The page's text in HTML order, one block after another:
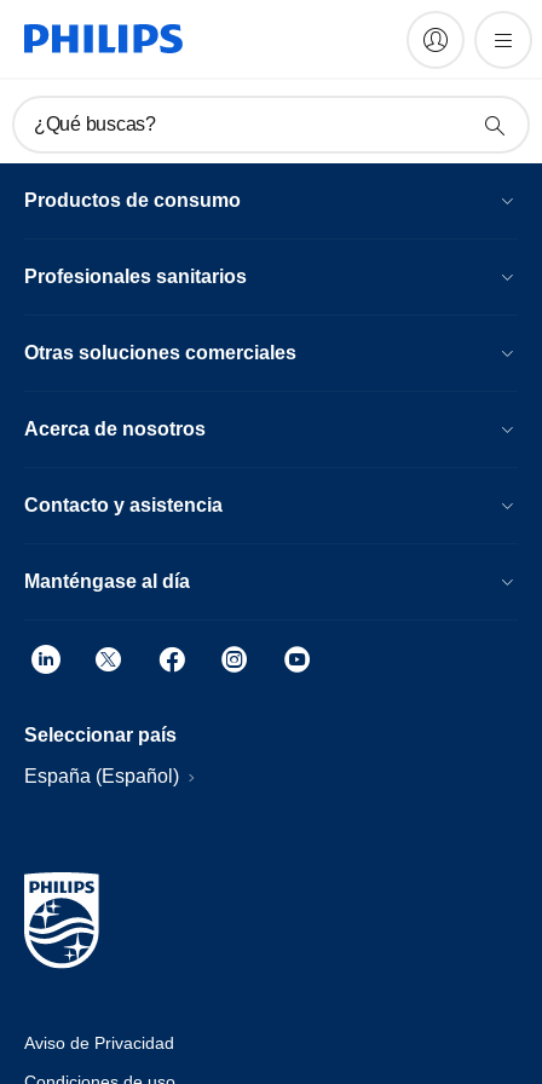
¿Qué buscas?
Productos de consumo
Profesionales sanitarios
Otras soluciones comerciales
Acerca de nosotros
Contacto y asistencia
Manténgase al día
Seleccionar país
España (Español)
Aviso de Privacidad